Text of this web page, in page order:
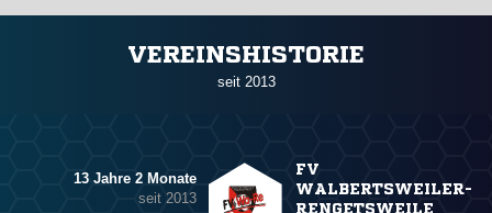
VEREINSHISTORIE
seit 2013
13 Jahre 2 Monate
seit 2013
FV
WALBERTSWEILER-
RENGETSWEILE